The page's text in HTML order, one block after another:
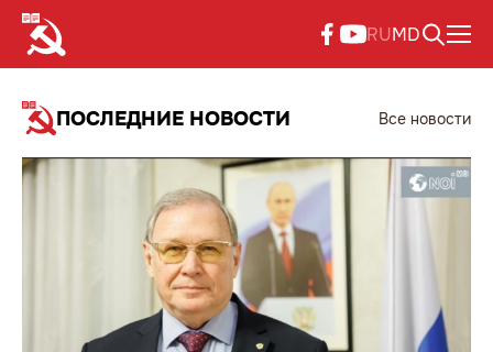
RUMD
ПОСЛЕДНИЕ НОВОСТИ Все новости